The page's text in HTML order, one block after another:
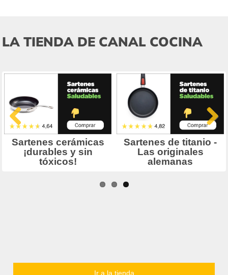
LA TIENDA DE CANAL COCINA
Ir a la tienda